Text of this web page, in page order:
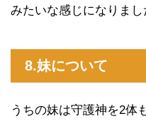
みたいな感じになりまし
8.妹について
うちの妹は守護神を2体